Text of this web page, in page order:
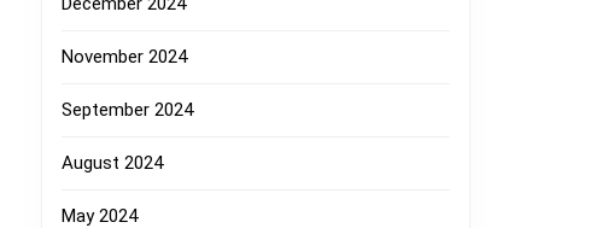
November 2024
September 2024
August 2024
May 2024